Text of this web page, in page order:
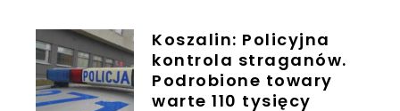
Koszalin: Policyjna
kontrola straganów.
Podrobione towary
warte 110 tysięcy